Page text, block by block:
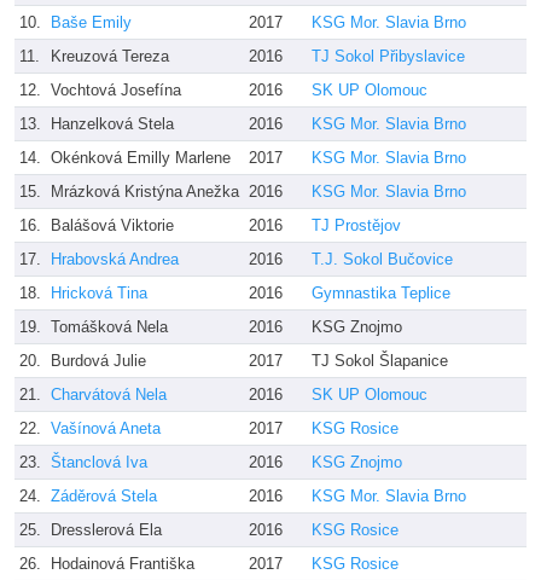
10.
Baše Emily 2017 KSG Mor. Slavia Brno
11.
Kreuzová Tereza 2016
TJ Sokol Přibyslavice
12. Vochtová Josefína 2016
SK UP Olomouc
13.
Hanzelková Stela 2016 KSG Mor. Slavia Brno
14. Okénková Emilly Marlene 2017 KSG Mor. Slavia Brno
15.
Mrázková Kristýna Anežka 2016 KSG Mor. Slavia Brno
16.
Balášová Viktorie 2016 TJ Prostějov
17.
Hrabovská Andrea 2016
T.J. Sokol Bučovice
18.
Hricková Tina 2016 Gymnastika Teplice
19. Tomášková Nela 2016 KSG Znojmo
20.
Burdová Julie 2017 TJ Sokol Šlapanice
21. Charvátová Nela 2016 SK UP Olomouc
22. Vašínová Aneta 2017 KSG Rosice
23. Štanclová Iva 2016 KSG Znojmo
24. Záděrová Stela 2016 KSG Mor. Slavia Brno
25.
Dresslerová Ela 2016 KSG Rosice
26.
Hodainová Františka 2017 KSG Rosice